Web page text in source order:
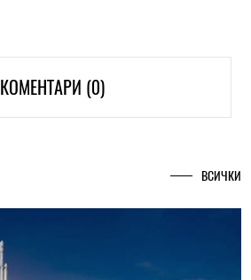
КОМЕНТАРИ (0)
ВСИЧКИ